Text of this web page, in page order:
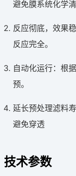
避免膜系统化学清
反应彻底，效果
反应完全。
自动化运行：根
预。
延长预处理滤料
避免穿透
技术参数